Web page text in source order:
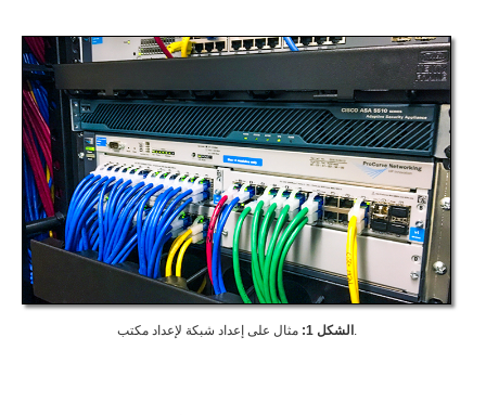
الشكل 1: